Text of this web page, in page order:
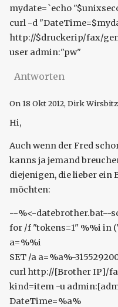
mydate=`echo
curl -d
http://$druckerip/fax/
user admin:"pw"
Antworten
On 18 Okt 2012, Dirk
Hi,
Auch wenn der Fred
kanns ja jemand
diejenigen, die lieber ein
möchten:
--%<-datebrother.bat--
for /f "tokens=1" %%i in
a=%%i
SET /a a=%a%-
curl http://[Brother IP]/
kind=item -u
DateTime=%a%